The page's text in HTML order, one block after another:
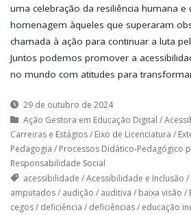
uma celebração da resiliência humana
homenagem àqueles que superaram
chamada à ação para continuar a luta
Juntos podemos promover a
no mundo com atitudes para
29 de outubro de 2024
Ação Gestora em Educação Digital /
Carreiras e Estágios/ Eixo de Licenciatura /
Pedagogia / Processos Didático-Pedagógico
Responsabilidade Social
acessibilidade /Acessibilidade e Inclusão /
amputados/ audição / auditiva / baixa visão /
cegos/ deficiência / deficiências/ educação